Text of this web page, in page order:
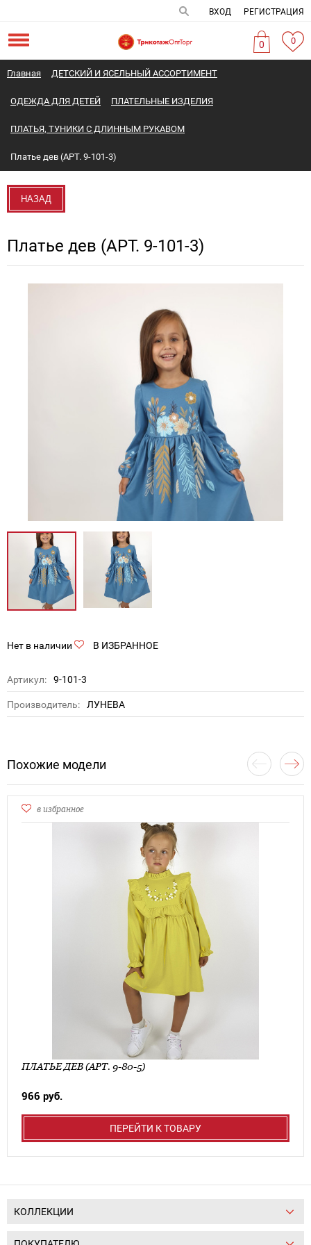
ВХОД РЕГИСТРАЦИЯ
0 0
Главная ДЕТСКИЙ И ЯСЕЛЬНЫЙ АССОРТИМЕНТ
ОДЕЖДА ДЛЯ ДЕТЕЙ ПЛАТЕЛЬНЫЕ ИЗДЕЛИЯ
ПЛАТЬЯ, ТУНИКИ С ДЛИННЫМ РУКАВОМ
Платье дев (АРТ. 9-101-3)
НАЗАД
Платье дев (АРТ. 9-101-3)
Нет в наличии В ИЗБРАННОЕ
Артикул: 9-101-3
Производитель: ЛУНЕВА
Похожие модели
в избранное
ПЛАТЬЕ ДЕВ (АРТ. 9-80-5)
966 руб.
ПЕРЕЙТИ К ТОВАРУ
КОЛЛЕКЦИИ